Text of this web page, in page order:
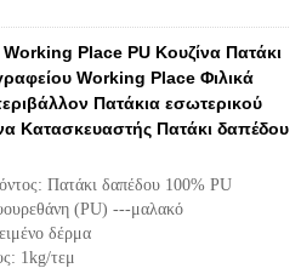
Place PU Κουζίνα Πατάκι
Working Place Φιλικά
Πατάκια εσωτερικού
Κατασκευαστής Πατάκι δαπέδου
Πατάκι δαπέδου 100% PU
(PU) ---μαλακό
δέρμα
1kg/τεμ